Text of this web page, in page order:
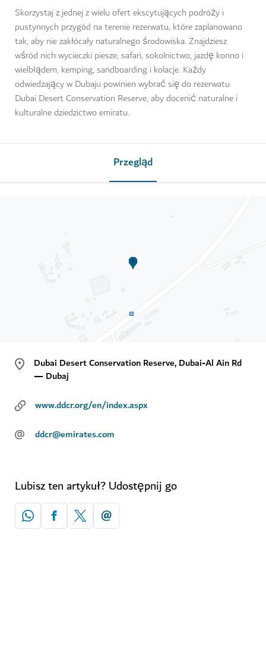
Skorzystaj z jednej z wielu ofert ekscytujących podróży i
pustynnych przygód na terenie rezerwatu, które zaplanowano
tak, aby nie zakłócały naturalnego środowiska. Znajdziesz
wśród nich wycieczki piesze, safari, sokolnictwo, jazdę konno i
wielbłądem, kemping, sandboarding i kolacje. Każdy
odwiedzający w Dubaju powinien wybrać się do rezerwatu
Dubai Desert Conservation Reserve, aby docenić naturalne i
kulturalne dziedzictwo emiratu.
Przegląd
Dubai Desert Conservation Reserve, Dubai-Al Ain Rd
— Dubaj
www.ddcr.org/en/index.aspx
@ ddcr@emirates.com
Lubisz ten artykuł? Udostępnij go